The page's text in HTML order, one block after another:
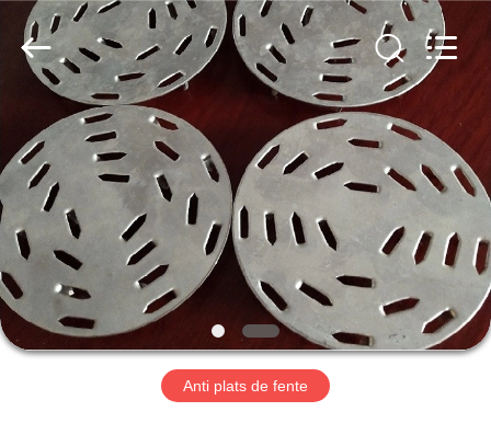
MAISON
DES
PRODUITS
AU
SUJET
DE
COUNTY
JIAFU
WIRE
MESH
MANUFACTURING
CO.,LTD.
Reserved.
Anti plats de fente